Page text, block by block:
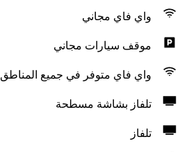
واي فاي مجاني
موقف سيارات مجاني
واي فاي متوفر في جميع المناطق
تلفاز بشاشة مسطحة
تلفاز